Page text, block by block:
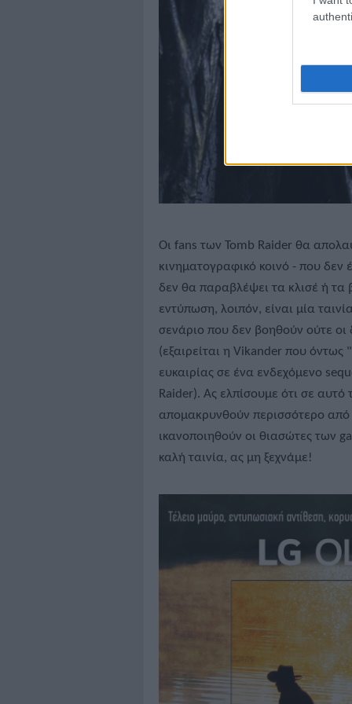
Οι fans των Tomb Raider θα
κινηματογραφικό κοινό - που
δεν θα παραβλέψει τα κλισέ ή τα
εντύπωση, λοιπόν, είναι μία
σενάριο που δεν βοηθούν ούτε οι
(εξαιρείται η Vikander που όντως
ευκαιρίας σε ένα ενδεχόμενο
Raider). Ας ελπίσουμε ότι σε
απομακρυνθούν περισσότερο
ικανοποιηθούν οι θιασώτες των
καλή ταινία, ας μη ξεχνάμε!